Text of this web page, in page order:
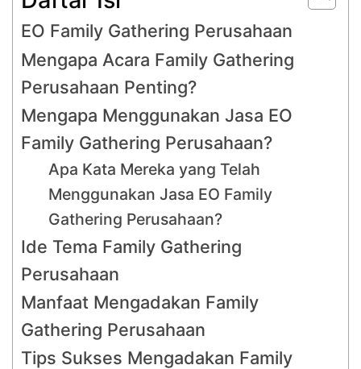
EO Family Gathering Perusahaan
Mengapa Acara Family Gathering
Perusahaan Penting?
Mengapa Menggunakan Jasa EO
Family Gathering Perusahaan?
Apa Kata Mereka yang Telah
Menggunakan Jasa EO Family
Gathering Perusahaan?
Ide Tema Family Gathering
Perusahaan
Manfaat Mengadakan Family
Gathering Perusahaan
Tips Sukses Mengadakan Family